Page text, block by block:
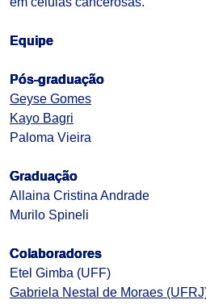
Equipe
Pós-graduação
Geyse Gomes
Kayo Bagri
​Paloma Vieira
Graduação
Allaina Cristina Andrade
Murilo Spineli
Colaboradores
Etel Gimba (UFF)
Gabriela Nestal de Moraes